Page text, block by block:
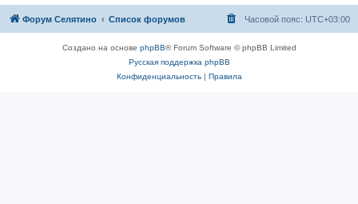
Форум Селятино Список форумов Часовой пояс: UTC+03:00
Создано на основе phpBB® Forum Software © phpBB Limited
Русская поддержка phpBB
Конфиденциальность| Правила